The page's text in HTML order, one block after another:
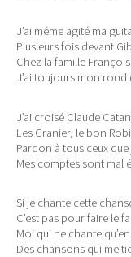
J’ai même agité ma
Plusieurs fois devant
Chez la famille
J’ai toujours mon rond
J’ai croisé Claude
Les Granier, le bon
Pardon à tous ceux que
Mes comptes sont mal
Si je chante cette
C’est pas pour faire le
Moi qui ne chante
Des chansons qui me